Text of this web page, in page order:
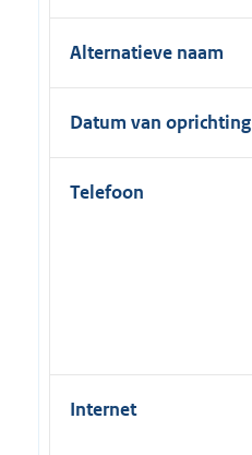
Alternatieve naam
Datum van oprichting
Telefoon
Internet